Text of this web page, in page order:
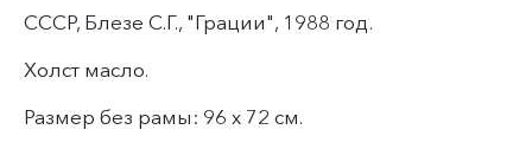
СССР, Блезе С.Г., "Грации", 1988 год.
Холст масло.
Размер без рамы: 96 x 72 см.